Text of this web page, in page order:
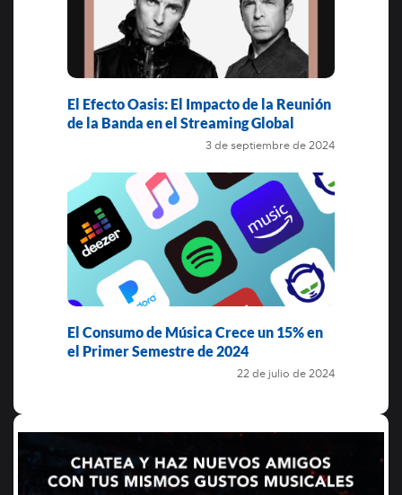
El Efecto Oasis: El Impacto de la Reunión
de la Banda en el Streaming Global
3 de septiembre de 2024
El Consumo de Música Crece un 15% en
el Primer Semestre de 2024
22 de julio de 2024